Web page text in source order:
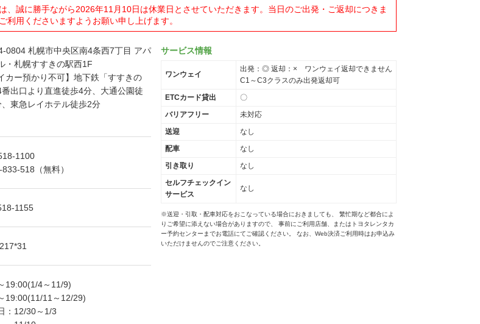
、誠に勝手ながら2026年11月10日は休業日とさせていただきます。当日のご出発・ご返却につきま
利用くださいますようお願い申し上げます。
0804 札幌市中央区南4条西7丁目 アパ
・札幌すすきの駅西1F
カー預かり不可】地下鉄「すすきの
出口より直進徒歩4分、大通公園徒
東急レイホテル徒歩2分
1100
518（無料）
1155
19:00(1/4～11/9)
19:00(11/11～12/29)
：12/30～1/3
サービス情報
ワンウェイ
出発：◎ 返却：× ワンウェイ返却できません
C1～C3クラスのみ出発返却可
ETCカード貸出
〇
バリアフリー
未対応
送迎
なし
配車
なし
引き取り
なし
セルフチェックイン
サービス
なし
※送迎・引取・配車対応をおこなっている場合におきましても、 繁忙期など都合によ
りご希望に添えない場合がありますので、 事前にご利用店舗、またはトヨタレンタカ
ー予約センターまでお電話にてご確認ください。 なお、Web決済ご利用時はお申込み
いただけませんのでご注意ください。